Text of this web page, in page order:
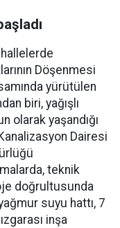
Döşenmesi
yürütülen
biri, yağışlı
olarak yaşandığı
Dairesi
teknik
doğrultusunda
suyu hattı, 7
inşa